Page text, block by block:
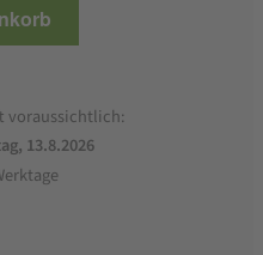
voraussichtlich:
13.8.2026